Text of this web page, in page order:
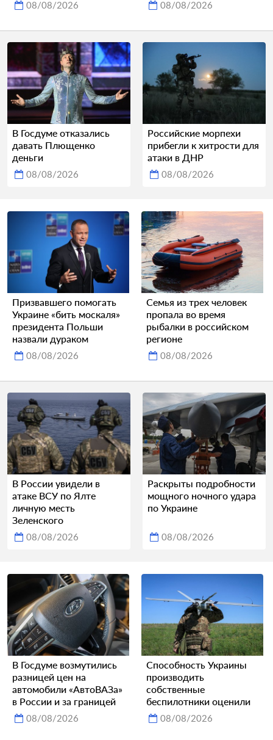
08/08/2026 08/08/2026
В Госдуме отказались
давать Плющенко
деньги
08/08/2026
Российские морпехи
прибегли к хитрости для
атаки в ДНР
08/08/2026
Призвавшего помогать
Украине «бить москаля»
президента Польши
назвали дураком
08/08/2026
Семья из трех человек
пропала во время
рыбалки в российском
регионе
08/08/2026
В России увидели в
атаке ВСУ по Ялте
личную месть
Зеленского
08/08/2026
Раскрыты подробности
мощного ночного удара
по Украине
08/08/2026
В Госдуме возмутились
разницей цен на
автомобили «АвтоВАЗа»
в России и за границей
08/08/2026
Способность Украины
производить
собственные
беспилотники оценили
08/08/2026